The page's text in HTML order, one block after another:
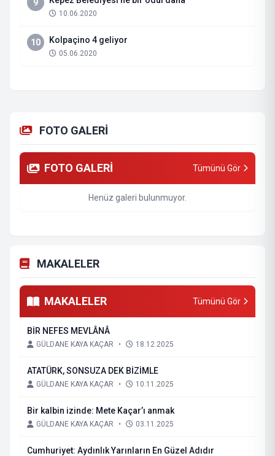
9
10.06.2020
10 Kolpaçino 4 geliyor
05.06.2020
FOTO GALERİ
FOTO GALERİ Tümünü Gör
Henüz galeri bulunmuyor.
MAKALELER
MAKALELER Tümünü Gör
BİR NEFES MEVLÂNÂ
GÜLDANE KAYA KAÇAR • 18.12.2025
ATATÜRK, SONSUZA DEK BİZİMLE
GÜLDANE KAYA KAÇAR • 10.11.2025
Bir kalbin izinde: Mete Kaçar’ı anmak
GÜLDANE KAYA KAÇAR • 03.11.2025
Cumhuriyet: Aydınlık Yarınların En Güzel Adıdır